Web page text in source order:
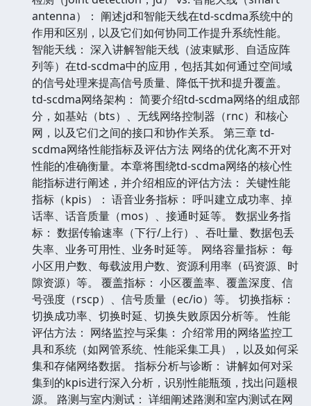
antenna）： 阐述jd和智能天线在td-scdma系统中的
作用和区别，以及它们如何协同工作提升系统性能。
智能天线： 深入讲解智能天线（波束赋形、自适应阵
列等）在td-scdma中的应用，包括其如何通过空间域
的信号处理来提高信号质量、降低干扰和提升覆盖。
td-scdma网络架构： 简要介绍td-scdma网络的组成部
分，如基站（bts）、无线网络控制器（rnc）和核心
网，以及它们之间的接口和协作关系。 第三章 td-
scdma网络性能指标及评估方法 网络的优化离不开对
性能的准确衡量。本章将围绕td-scdma网络的核心性
能指标进行阐述，并介绍相应的评估方法： 关键性能
指标（kpis）： 语音业务指标： 呼叫建立成功率、掉
话率、话音质量（mos）、接通时延等。 数据业务指
标： 数据传输速率（下行/上行）、吞吐量、数据包丢
失率、业务可用性、业务时延等。 网络容量指标： 每
小区用户数、每载波用户数、资源利用率（码资源、时
隙资源）等。 覆盖指标： 小区覆盖率、覆盖深度、信
号强度（rscp）、信号质量（ec/io）等。 切换指标：
切换成功率、切换时延、切换失败原因分析等。 性能
评估方法： 网络监控与采集： 介绍常用的网络监控工
具和系统（如网管系统、性能采集工具），以及如何采
集和存储网络数据。 指标分析与诊断： 讲解如何对采
集到的kpis进行深入分析，识别性能瓶颈，找出问题根
源。 路测与室内测试： 详细阐述路测和室内测试在网